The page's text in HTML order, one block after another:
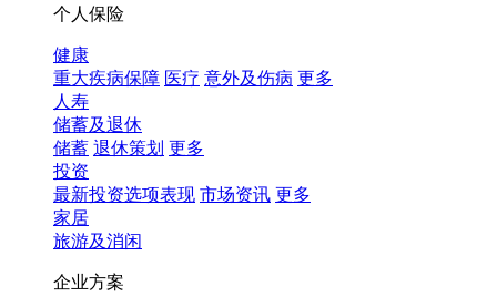
个人保险
健康
重大疾病保障 医疗 意外及伤病 更多
人寿
储蓄及退休
储蓄 退休策划 更多
投资
最新投资选项表现 市场资讯 更多
家居
旅游及消闲
企业方案